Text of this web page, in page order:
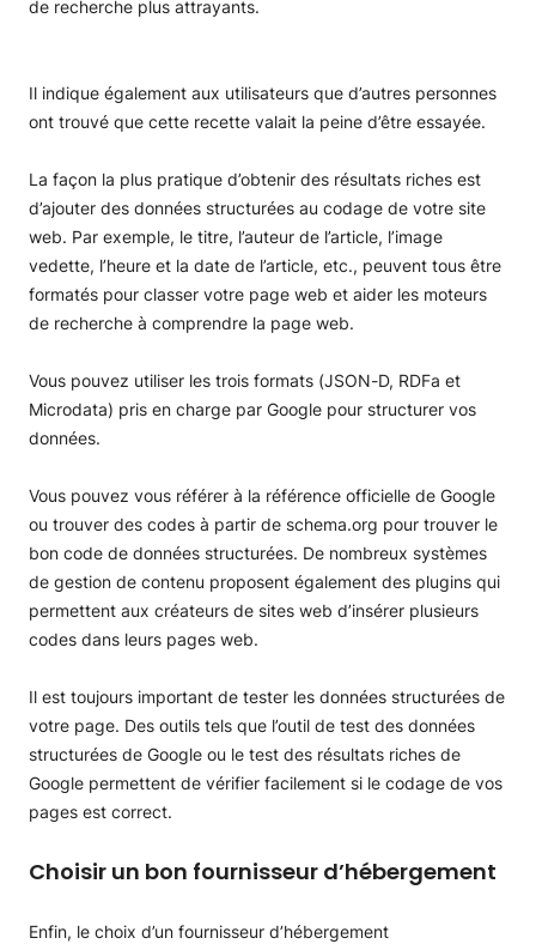
de recherche plus attrayants.
Il indique également aux utilisateurs que d’autres personnes
ont trouvé que cette recette valait la peine d’être essayée.
La façon la plus pratique d’obtenir des résultats riches est
d’ajouter des données structurées au codage de votre site
web. Par exemple, le titre, l’auteur de l’article, l’image
vedette, l’heure et la date de l’article, etc., peuvent tous être
formatés pour classer votre page web et aider les moteurs
de recherche à comprendre la page web.
Vous pouvez utiliser les trois formats (JSON-D, RDFa et
Microdata) pris en charge par Google pour structurer vos
données.
Vous pouvez vous référer à la référence officielle de Google
ou trouver des codes à partir de schema.org pour trouver le
bon code de données structurées. De nombreux systèmes
de gestion de contenu proposent également des plugins qui
permettent aux créateurs de sites web d’insérer plusieurs
codes dans leurs pages web.
Il est toujours important de tester les données structurées de
votre page. Des outils tels que l’outil de test des données
structurées de Google ou le test des résultats riches de
Google permettent de vérifier facilement si le codage de vos
pages est correct.
Choisir un bon fournisseur d’hébergement
Enfin, le choix d’un fournisseur d’hébergement